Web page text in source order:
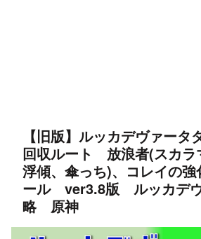
【旧版】ルッカデヴァータ
回収ルート 放浪者(スカラ
浮傾、傘っち)、コレイの
ール ver3.8版 ルッカデ
略 原神